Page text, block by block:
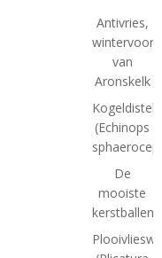
Antivries,
van
Aronskelk
Kogeldistel
(Echinops
De
mooiste
kerstballen